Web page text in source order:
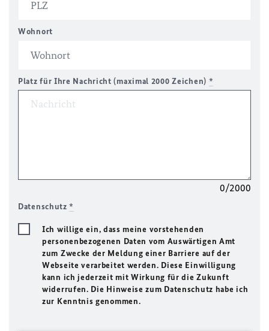
Wohnort
Platz für Ihre Nachricht (maximal 2000 Zeichen) *
0/2000
Datenschutz*
Ich willige ein, dass meine vorstehenden
personenbezogenen Daten vom Auswärtigen Amt
zum Zwecke der Meldung einer Barriere auf der
Webseite verarbeitet werden. Diese Einwilligung
kann ich jederzeit mit Wirkung für die Zukunft
widerrufen. Die Hinweise zum Datenschutz habe ich
zur Kenntnis genommen.